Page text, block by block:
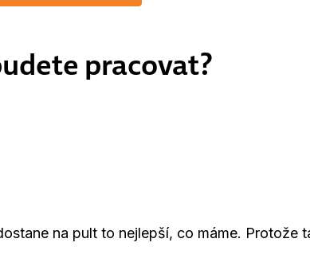
pracovat?
na pult to nejlepší, co máme. Protože